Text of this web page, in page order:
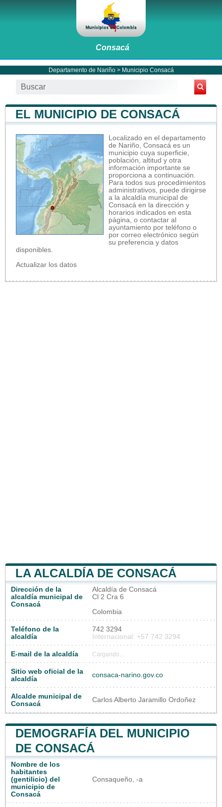
Consacá
Departamento de Nariño> Municipio Consacá
EL MUNICIPIO DE CONSACÁ
Localizado en el departamento
de Nariño, Consacá es un
municipio cuya superficie,
población, altitud y otra
información importante se
proporciona a continuación.
Para todos sus procedimientos
administrativos, puede dirigirse
a la alcaldía municipal de
Consacá en la dirección y
horarios indicados en esta
página, o contactar al
ayuntamiento por teléfono o
por correo electrónico según
su preferencia y datos
disponibles.
Actualizar los datos
LA ALCALDÍA DE CONSACÁ
Dirección de la
alcaldía municipal de
Consacá
Alcaldía de Consacá
Cl 2 Cra 6
Colombia
Teléfono de la
alcaldía
742 3294
Internacional: +57 742 3294
E-mail de la alcaldía Cargando...
Sitio web oficial de la
alcaldía
consaca-narino.gov.co
Alcalde municipal de
Consacá
Carlos Alberto Jaramillo Ordoñez
DEMOGRAFÍA DEL MUNICIPIO
DE CONSACÁ
Nombre de los
habitantes
(gentilicio) del
municipio de
Consacá
Consaqueño, -a